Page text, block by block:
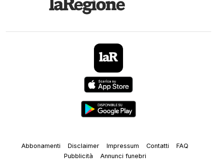
Abbonamenti Disclaimer Impressum Contatti
FAQ
Pubblicità
Annunci funebri